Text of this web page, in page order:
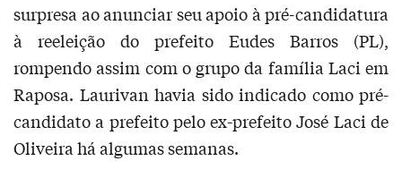
surpresa ao anunciar seu apoio à pré-candidatura
à reeleição do prefeito Eudes Barros (PL),
rompendo assim com o grupo da família Laci em
Raposa. Laurivan havia sido indicado como pré-
candidato a prefeito pelo ex-prefeito José Laci de
Oliveira há algumas semanas.